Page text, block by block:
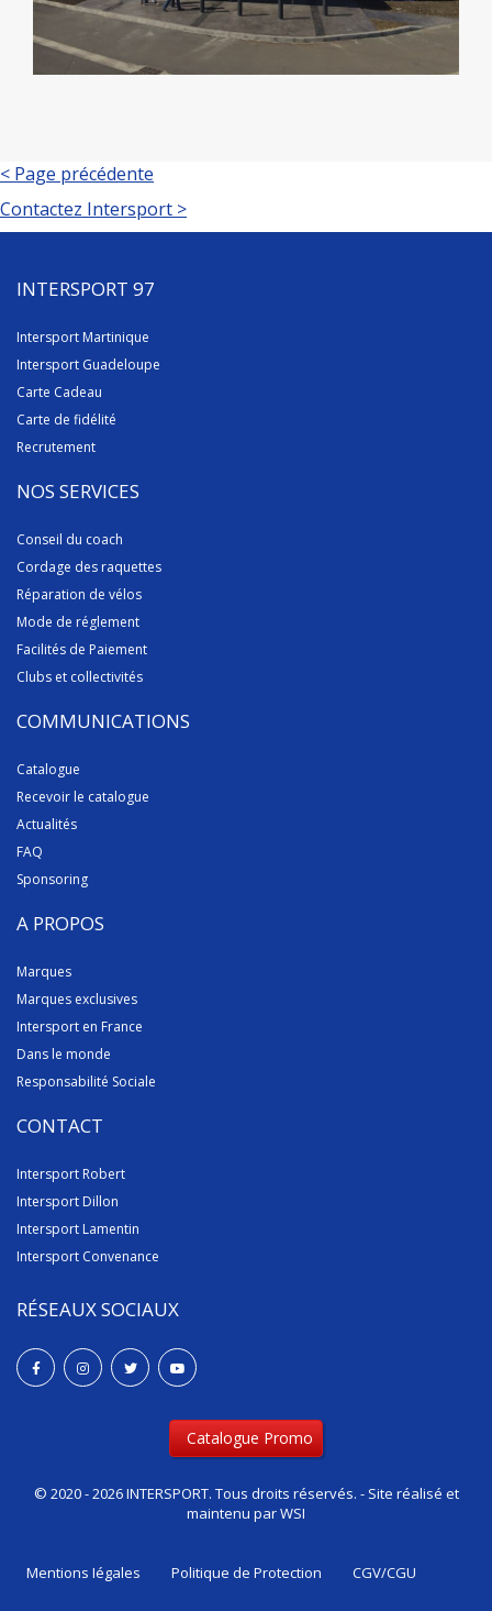
< Page précédente
Contactez Intersport >
INTERSPORT 97
Intersport Guadeloupe
Carte Cadeau
Carte de fidélité
NOS SERVICES
Conseil du coach
Cordage des raquettes
Réparation de vélos
Mode de réglement
Facilités de Paiement
Clubs et collectivités
COMMUNICATIONS
Catalogue
Recevoir le catalogue
Actualités
A PROPOS
Marques exclusives
Dans le monde
Responsabilité Sociale
CONTACT
Intersport Robert
Intersport Dillon
RÉSEAUX SOCIAUX
Catalogue Promo
© 2020 - 2026 INTERSPORT. Tous droits réservés. - Site réalisé et
maintenu parWSI
Mentions Iégales Politique de Protection